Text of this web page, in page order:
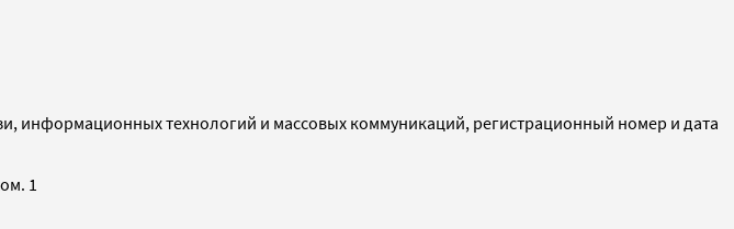
информационных технологий и массовых коммуникаций, регистрационный номер и дата
1